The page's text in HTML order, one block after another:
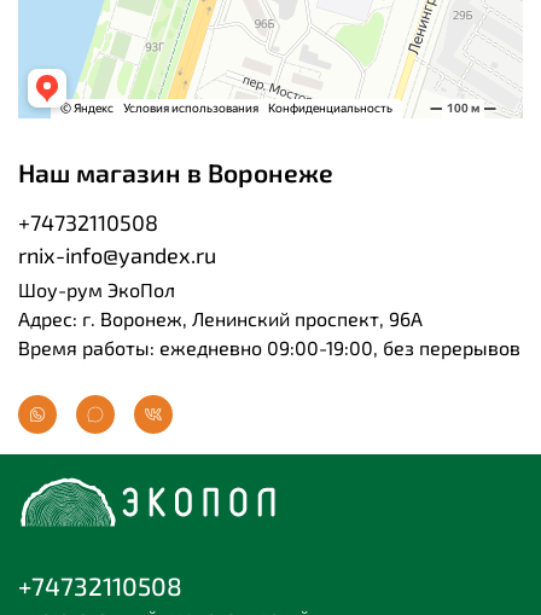
Наш магазин в Воронеже
+74732110508
rnix-info@yandex.ru
Шоу-рум ЭкоПол
Адрес: г. Воронеж, Ленинский проспект, 96А
Время работы: ежедневно 09:00-19:00, без перерывов
+74732110508